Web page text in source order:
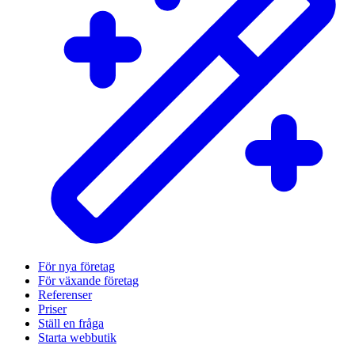
För nya företag
För växande företag
Referenser
Priser
Ställ en fråga
Starta webbutik